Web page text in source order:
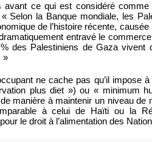
avant ce qui est considéré
Selon la Banque mondiale, les
de l’histoire récente,
entravé le
des Palestiniens de Gaza vivent
»
ne cache pas qu’il impose
plus diet ») ou « minimum
manière à maintenir un niveau de
à celui de Haïti ou la
le droit à l’alimentation des